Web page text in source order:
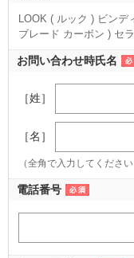
LOOK ( ルック ) ビンデ
ブレード カーボン ) セ
お問い合わせ時氏名
［姓］
［名］
（全角で入力してください
電話番号